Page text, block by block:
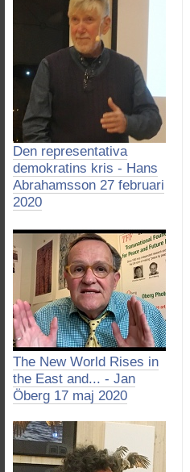
Den representativa
demokratins kris - Hans
Abrahamsson 27 februari
2020
The New World Rises in
the East and... - Jan
Öberg 17 maj 2020